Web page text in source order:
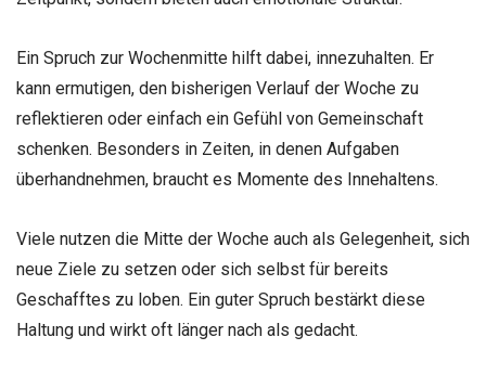
Ein Spruch zur Wochenmitte hilft dabei, innezuhalten. Er
kann ermutigen, den bisherigen Verlauf der Woche zu
reflektieren oder einfach ein Gefühl von Gemeinschaft
schenken. Besonders in Zeiten, in denen Aufgaben
überhandnehmen, braucht es Momente des Innehaltens.
Viele nutzen die Mitte der Woche auch als Gelegenheit, sich
neue Ziele zu setzen oder sich selbst für bereits
Geschafftes zu loben. Ein guter Spruch bestärkt diese
Haltung und wirkt oft länger nach als gedacht.